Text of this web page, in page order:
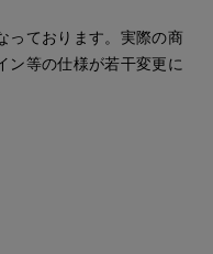
っております。実際の商
ン等の仕様が若干変更に